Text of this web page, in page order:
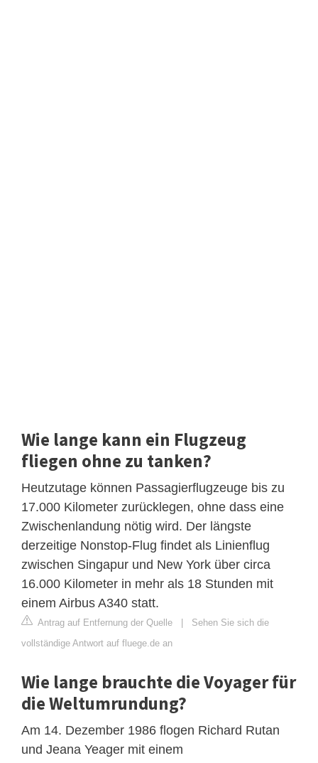
Wie lange kann ein Flugzeug
fliegen ohne zu tanken?
Heutzutage können Passagierflugzeuge bis zu
17.000 Kilometer zurücklegen, ohne dass eine
Zwischenlandung nötig wird. Der längste
derzeitige Nonstop-Flug findet als Linienflug
zwischen Singapur und New York über circa
16.000 Kilometer in mehr als 18 Stunden mit
einem Airbus A340 statt.
Antrag auf Entfernung der Quelle | Sehen Sie sich die
vollständige Antwort auf fluege.de an
Wie lange brauchte die Voyager für
die Weltumrundung?
Am 14. Dezember 1986 flogen Richard Rutan
und Jeana Yeager mit einem